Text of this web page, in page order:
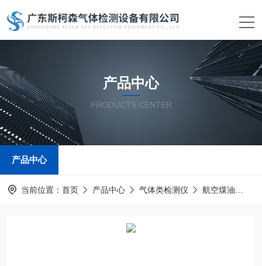
产品中心
PRODUCTS CENTER
产品中心
当前位置： 首页 产品中心 气体类检测仪 航空煤油